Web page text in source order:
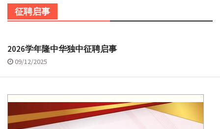
征聘启事
2026学年隆中华独中征聘启事
09/12/2025